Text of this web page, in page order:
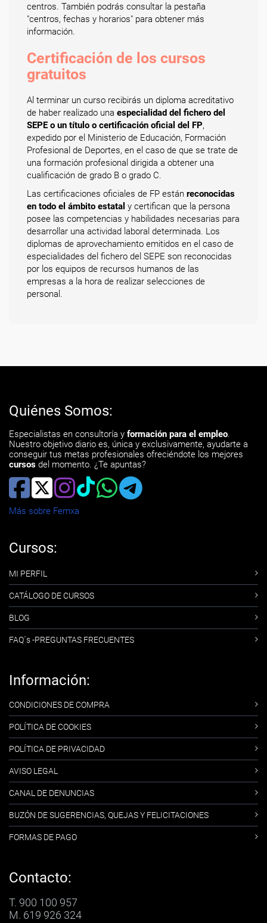
centros. También podrás consultar la pestaña
"centros, fechas y horarios" para obtener más
información.
Certificación de los cursos
gratuitos
Al terminar un curso recibirás un diploma acreditativo
de haber realizado una especialidad del fichero del
SEPE o un título o certificación oficial del FP,
expedido por el Ministerio de Educación, Formación
Profesional de Deportes, en el caso de que se trate de
una formación profesional dirigida a obtener una
cualificación de grado B o grado C.
Las certificaciones oficiales de FP están reconocidas
en todo el ámbito estatal y certifican que la persona
posee las competencias y habilidades necesarias para
desarrollar una actividad laboral determinada. Los
diplomas de aprovechamiento emitidos en el caso de
especialidades del fichero del SEPE son reconocidas
por los equipos de recursos humanos de las
empresas a la hora de realizar selecciones de
personal.
Quiénes Somos:
Especialistas en consultoría y formación para el empleo.
Nuestro objetivo diario es, única y exclusivamente, ayudarte a
conseguir tus metas profesionales ofreciéndote los mejores
cursos del momento. ¿Te apuntas?
Más sobre Femxa
Cursos:
MI PERFIL
CATÁLOGO DE CURSOS
BLOG
FAQ´s -PREGUNTAS FRECUENTES
Información:
CONDICIONES DE COMPRA
POLÍTICA DE COOKIES
POLÍTICA DE PRIVACIDAD
AVISO LEGAL
CANAL DE DENUNCIAS
BUZÓN DE SUGERENCIAS, QUEJAS Y FELICITACIONES
FORMAS DE PAGO
Contacto:
T. 900 100 957
M. 619 926 324